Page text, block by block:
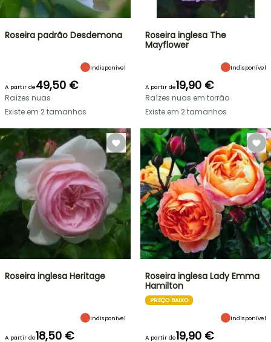
Roseira padrão Desdemona
Indisponível
A partir de49,50 €
Raízes nuas
Existe em 2 tamanhos
Roseira inglesa The
Mayflower
Indisponível
A partir de19,90 €
Raízes nuas em torrão
Existe em 2 tamanhos
Roseira inglesa Heritage
Indisponível
A partir de18,50 €
Roseira inglesa Lady Emma
Hamilton
PREÇO BAIXO
Indisponível
A partir de19,90 €